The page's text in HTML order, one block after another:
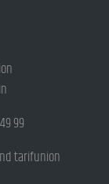
99
tarifunion